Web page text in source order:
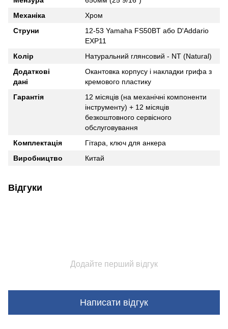
Механіка
Хром
Струни
12-53 Yamaha FS50BT або D'Addario
EXP11
Колір
Натуральний глянсовий - NT (Natural)
Додаткові
дані
Окантовка корпусу і накладки грифа з
кремового пластику
Гарантія
12 місяців (на механічні компоненти
інструменту) + 12 місяців
безкоштовного сервісного
обслуговування
Комплектація
Гітара, ключ для анкера
Виробництво
Китай
Відгуки
Додайте перший відгук
Написати відгук